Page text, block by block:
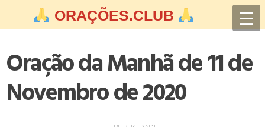
ORAÇÕES.CLUB ☰
Oração da Manhã de 11 de
Novembro de 2020